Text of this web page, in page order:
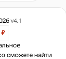
v4.1
₽
сможете найти